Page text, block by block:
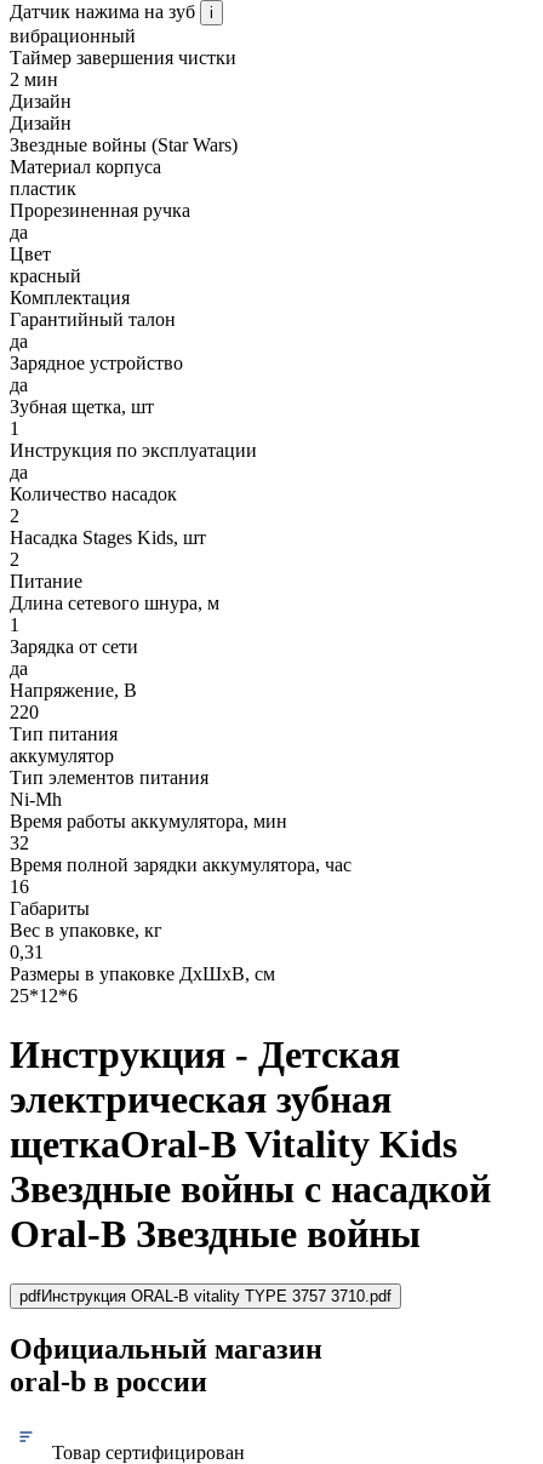
Датчик нажима на зуб
i
вибрационный
Таймер завершения чистки
2 мин
Дизайн
Дизайн
Звездные войны (Star Wars)
Материал корпуса
пластик
Прорезиненная ручка
да
Цвет
красный
Комплектация
Гарантийный талон
да
Зарядное устройство
да
Зубная щетка, шт
1
Инструкция по эксплуатации
да
Количество насадок
2
Насадка Stages Kids, шт
2
Питание
Длина сетевого шнура, м
1
Зарядка от сети
да
Напряжение, В
220
Тип питания
аккумулятор
Тип элементов питания
Ni-Mh
Время работы аккумулятора, мин
32
Время полной зарядки аккумулятора, час
16
Габариты
Вес в упаковке, кг
0,31
Размеры в упаковке ДxШxВ, см
25*12*6
Инструкция - Детская
электрическая зубная
щеткаOral-B Vitality Kids
Звездные войны с насадкой
Oral-B Звездные войны
pdfИнструкция ORAL-B vitality TYPE 3757 3710.pdf
Официальный магазин
oral-b в россии
Товар сертифицирован